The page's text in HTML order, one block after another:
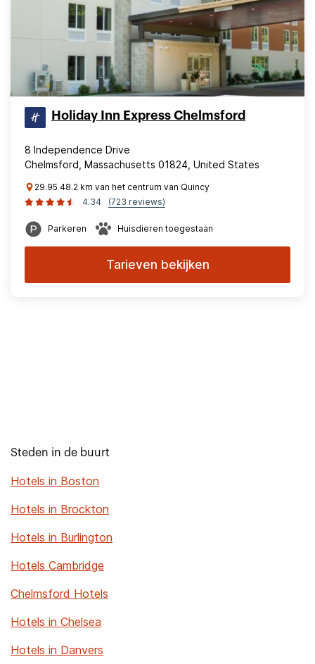
Holiday Inn Express Chelmsford
8 Independence Drive
Chelmsford, Massachusetts 01824, United States
29.95 48.2 km van het centrum van Quincy
4.34
(723 reviews)
Parkeren Huisdieren toegestaan
Tarieven bekijken
Steden in de buurt
Hotels in Boston
Hotels in Brockton
Hotels in Burlington
Hotels Cambridge
Chelmsford Hotels
Hotels in Chelsea
Hotels in Danvers